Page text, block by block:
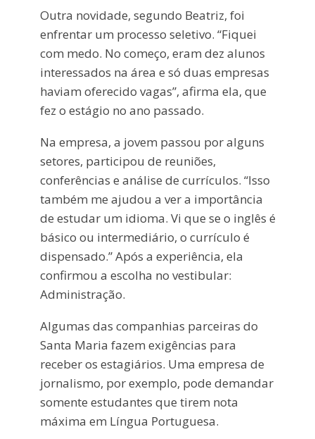
Outra novidade, segundo Beatriz, foi
enfrentar um processo seletivo. “Fiquei
com medo. No começo, eram dez alunos
interessados na área e só duas empresas
haviam oferecido vagas”, afirma ela, que
fez o estágio no ano passado.
Na empresa, a jovem passou por alguns
setores, participou de reuniões,
conferências e análise de currículos. “Isso
também me ajudou a ver a importância
de estudar um idioma. Vi que se o inglês é
básico ou intermediário, o currículo é
dispensado.” Após a experiência, ela
confirmou a escolha no vestibular:
Administração.
Algumas das companhias parceiras do
Santa Maria fazem exigências para
receber os estagiários. Uma empresa de
jornalismo, por exemplo, pode demandar
somente estudantes que tirem nota
máxima em Língua Portuguesa.